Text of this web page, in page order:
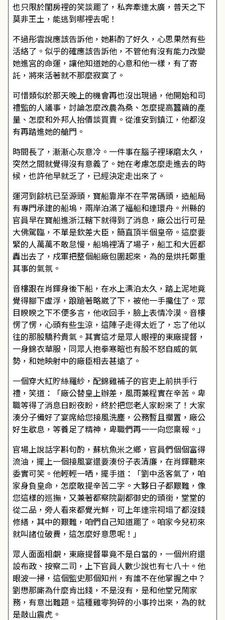
也只限於閨房裡的笑談罷了，私奔牽連太廣，普天之下
莫非王土，能逃到哪裡去呢！
不過彤雲說應該告訴他，她斟酌了好久，心思果然有些
活絡了。似乎的確應該告訴他，不管他有沒有能力改變
她進宮的命運，讓他知道她的心意和他一樣，有了寄
託，將來活著就不那麼寂寞了。
可惜類似於那天晚上的機會再也沒出現過，他開始和司
禮監的人議事，討論怎麼改農為桑、怎麼提高蠶繭的產
量、怎麼和外邦人抬價談買賣。從淮安到鎮江，他都沒
有再踏進她的艙門。
時間長了，漸漸心灰意冷。一件事在腦子裡琢磨太久，
突然之間就覺得沒有意義了。她在考慮怎麼走進去的時
候，也許他早就乏了，已經決定走出來了。
運河到餘杭已至源頭，寶船靠岸不在平常碼頭，造船局
有專門承建的船塢，兩岸泊滿了福船和連環舟。州縣的
官員早在寶船進浙江轄下就得到了消息，廠公出行可是
大佛駕臨，不單是欽差大臣，簡直頂半個皇帝。這麼要
緊的人萬萬不敢怠慢，船塢裡清了場子，船工和大匠都
轟出去了，戍軍把整個船廠包圍起來，為的是烘托鄭重
其事的氣氛。
音樓跟在肖鐸身後下船，在水上漂泊太久，踏上泥地竟
覺得腳下虛浮，踉蹌著略崴了下，被他一手攙住了。眾
目睽睽之下不便多言，他收回手，臉上表情冷漠。音樓
愣了愣，心頭有些生涼，這陣子走得太近了，忘了他以
往的那股驕矜貴氣。其實這才是眾人眼裡的東廠提督，
一身錦衣華服，同眾人抱拳寒暄也有股不怒自威的氣
勢，和她映射中的廠臣相去甚遠了。
一個穿大紅貯絲羅紗，配錦雞補子的官吏上前拱手行
禮，笑道：「廠公替皇上辦差，風雨兼程實在辛苦。卑
職等得了消息日盼夜盼，終於把您老人家盼來了！大家
湊分子備好了宴席給您接風洗塵，公務暫且擱置，廠公
好生歇息，等養足了精神，卑職們再一一向您稟報。」
官場上說話字斟句酌，蘇杭魚米之鄉，官員們個個富得
流油，擺上一個接風宴還要湊份子表清廉，在肖鐸聽來
委實可笑。他輕輕一哂，擺手道：「劉中丞客氣了，咱
家身負皇命，怎麼敢提辛苦二字。大夥日子都艱難，像
您這樣的巡撫，又兼著都察院副都御史的頭銜，堂堂的
從二品，旁人看來都覺光鮮，可上年連宗祠塌了都沒錢
修繕，其中的艱難，咱們自己知道罷了。咱家今兒初來
就叫諸位破費，這怎麼好意思呢！」
眾人面面相覷，東廠提督畢竟不是白當的，一個州府還
設布政、按察二司，上下官員人數少說也有七八十。他
眼波一掃，這個監史那個知州，有誰不在他掌握之中？
劉懋那廝為什麼肯出錢，不是沒有，是和他堂兄鬧家
務，有意出難題。這種雞零狗碎的小事拎出來，為的就
是敲山震虎。